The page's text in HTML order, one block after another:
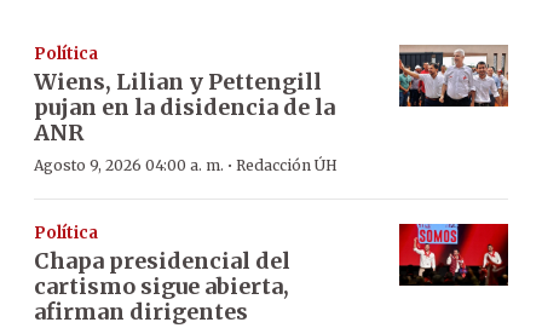
Política
Wiens, Lilian y Pettengill
pujan en la disidencia de la
ANR
Agosto 9, 2026 04:00 a. m. · Redacción ÚH
Política
Chapa presidencial del
cartismo sigue abierta,
afirman dirigentes